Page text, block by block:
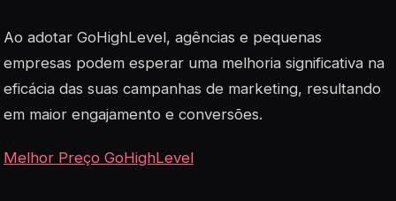
Ao adotar GoHighLevel, agências e pequenas
empresas podem esperar uma melhoria significativa na
eficácia das suas campanhas de marketing, resultando
em maior engajamento e conversões.
Melhor Preço GoHighLevel